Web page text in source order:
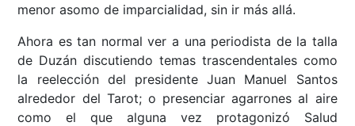
menor asomo de imparcialidad, sin ir más allá.
Ahora es tan normal ver a una periodista de la talla
de Duzán discutiendo temas trascendentales como
la reelección del presidente Juan Manuel Santos
alrededor del Tarot; o presenciar agarrones al aire
como el que alguna vez protagonizó Salud